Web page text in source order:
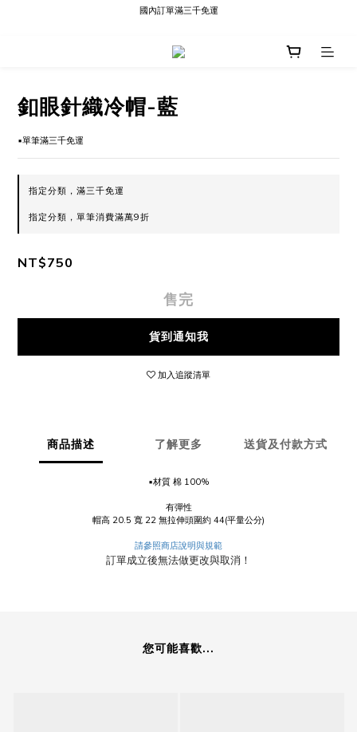
現貨快速出貨∣Ready to Ship
國內訂單滿三千免運
釦眼針織冷帽-藍
▪️單筆滿三千免運
指定分類，滿三千免運
指定分類，單筆消費滿萬9折
NT$750
售完
貨到通知我
加入追蹤清單
商品描述 了解更多 送貨及付款方式
▪️材質 棉 100%
有彈性
帽高 20.5 寬 22 無拉伸頭圍約 44(平量公分)
請參照商店說明與規範
訂單成立後無法做更改與取消！
您可能喜歡...